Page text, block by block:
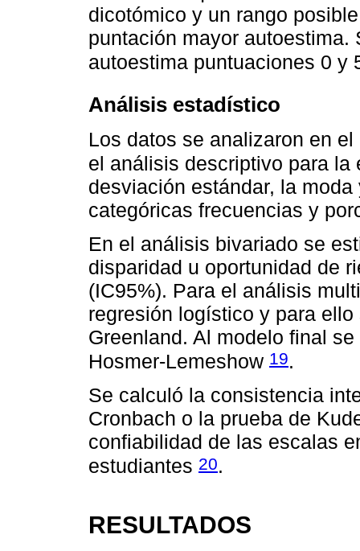
dicotómico y un rango
puntación mayor
autoestima puntuaciones 0
Análisis estadístico
Los datos se analizaron en
el análisis descriptivo para
desviación estándar, la
categóricas frecuencias y
En el análisis bivariado se
disparidad u oportunidad de
(IC95%). Para el análisis
regresión logístico y para
Greenland. Al modelo final
Hosmer-Lemeshow 19.
Se calculó la consistencia
Cronbach o la prueba de
confiabilidad de las escalas
estudiantes 20.
RESULTADOS